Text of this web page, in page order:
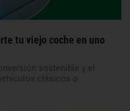
tu viejo coche en uno
sostenible y el
clásicos o